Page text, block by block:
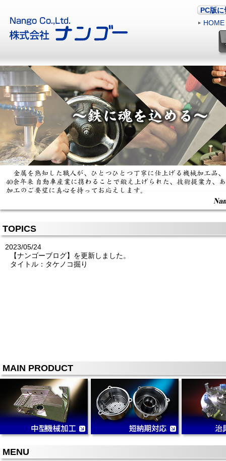
PC版に
HOME
TOPICS
2023/05/24
【ナンゴーブログ】を更新しました。
タイトル：タケノコ掘り
MAIN PRODUCT
MENU